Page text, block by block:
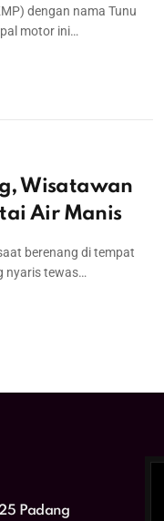
dengan nama Tunu
motor ini…
Wisatawan
Air Manis
berenang di tempat
nyaris tewas…
Padang